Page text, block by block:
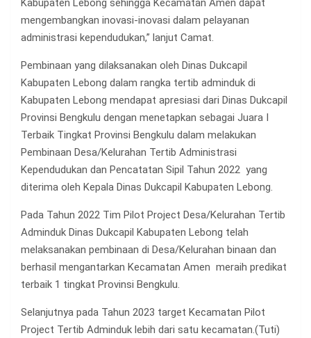
Kabupaten Lebong sehingga Kecamatan Amen dapat
mengembangkan inovasi-inovasi dalam pelayanan
administrasi kependudukan,” lanjut Camat.
Pembinaan yang dilaksanakan oleh Dinas Dukcapil
Kabupaten Lebong dalam rangka tertib adminduk di
Kabupaten Lebong mendapat apresiasi dari Dinas Dukcapil
Provinsi Bengkulu dengan menetapkan sebagai Juara I
Terbaik Tingkat Provinsi Bengkulu dalam melakukan
Pembinaan Desa/Kelurahan Tertib Administrasi
Kependudukan dan Pencatatan Sipil Tahun 2022 yang
diterima oleh Kepala Dinas Dukcapil Kabupaten Lebong.
Pada Tahun 2022 Tim Pilot Project Desa/Kelurahan Tertib
Adminduk Dinas Dukcapil Kabupaten Lebong telah
melaksanakan pembinaan di Desa/Kelurahan binaan dan
berhasil mengantarkan Kecamatan Amen meraih predikat
terbaik 1 tingkat Provinsi Bengkulu.
Selanjutnya pada Tahun 2023 target Kecamatan Pilot
Project Tertib Adminduk lebih dari satu kecamatan.(Tuti)